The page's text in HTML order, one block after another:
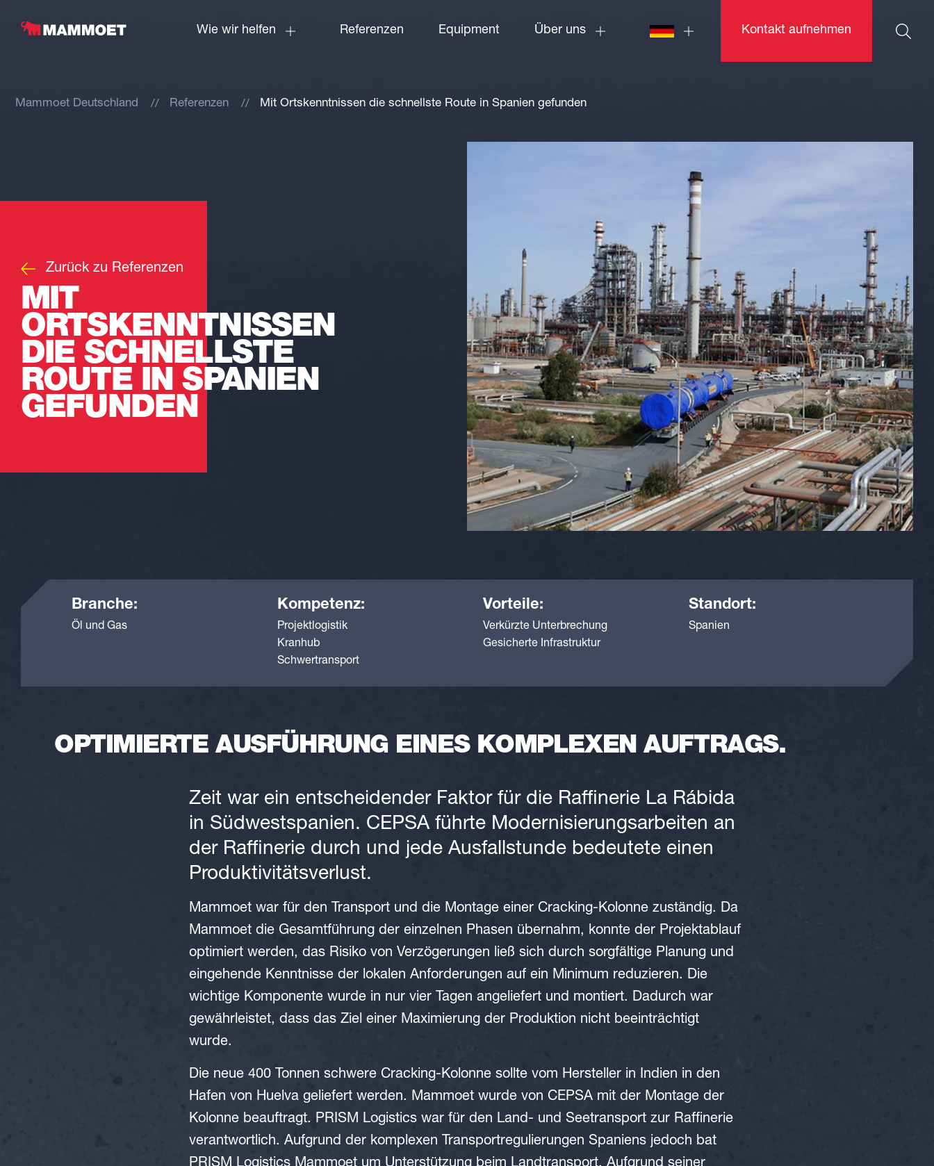
Wie wir helfen Referenzen Equipment Über uns Kontakt aufnehmen
Mammoet Deutschland Referenzen Mit Ortskenntnissen die schnellste Route in Spanien gefunden
Zurück zu Referenzen
MIT
ORTSKENNTNISSEN
DIE SCHNELLSTE
ROUTE IN SPANIEN
GEFUNDEN
Branche:
Öl und Gas
Kompetenz:
Projektlogistik
Kranhub
Schwertransport
Vorteile:
Verkürzte Unterbrechung
Gesicherte Infrastruktur
Standort:
Spanien
OPTIMIERTE AUSFÜHRUNG EINES KOMPLEXEN AUFTRAGS.
Zeit war ein entscheidender Faktor für die Raffinerie La Rábida
in Südwestspanien. CEPSA führte Modernisierungsarbeiten an
der Raffinerie durch und jede Ausfallstunde bedeutete einen
Produktivitätsverlust.
Mammoet war für den Transport und die Montage einer Cracking-Kolonne zuständig. Da
Mammoet die Gesamtführung der einzelnen Phasen übernahm, konnte der Projektablauf
optimiert werden, das Risiko von Verzögerungen ließ sich durch sorgfältige Planung und
eingehende Kenntnisse der lokalen Anforderungen auf ein Minimum reduzieren. Die
wichtige Komponente wurde in nur vier Tagen angeliefert und montiert. Dadurch war
gewährleistet, dass das Ziel einer Maximierung der Produktion nicht beeinträchtigt
wurde.
Die neue 400 Tonnen schwere Cracking-Kolonne sollte vom Hersteller in Indien in den
Hafen von Huelva geliefert werden. Mammoet wurde von CEPSA mit der Montage der
Kolonne beauftragt. PRISM Logistics war für den Land- und Seetransport zur Raffinerie
verantwortlich. Aufgrund der komplexen Transportregulierungen Spaniens jedoch bat